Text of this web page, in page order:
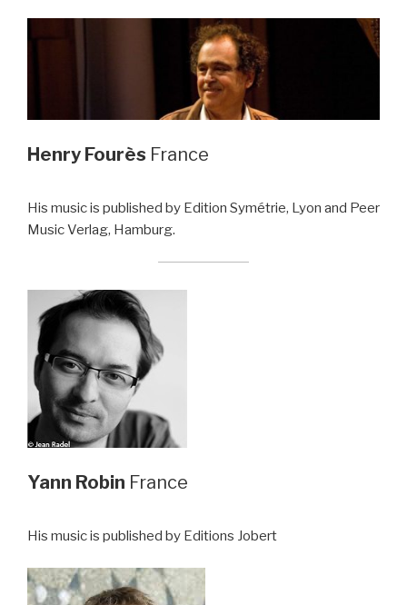
Henry Fourès France
His music is published by Edition Symétrie, Lyon and Peer
Music Verlag, Hamburg.
Yann Robin France
His music is published by Editions Jobert